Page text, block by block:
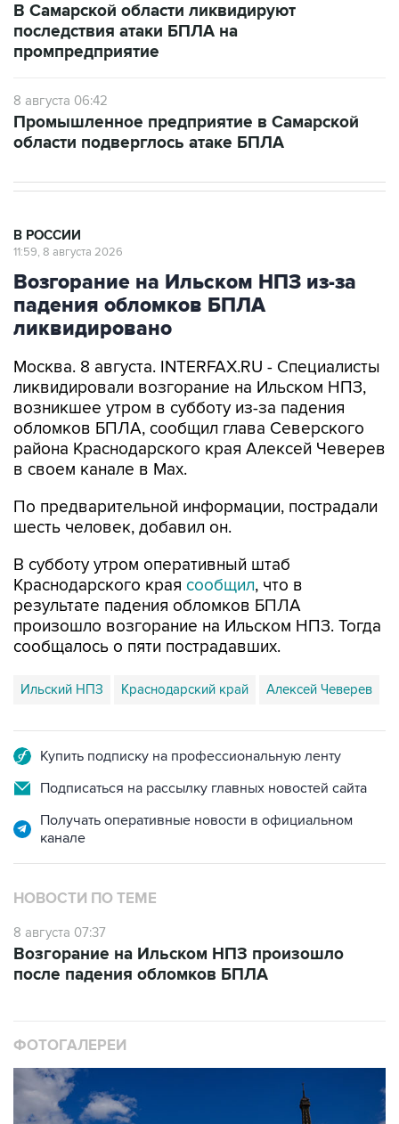
В Самарской области ликвидируют
последствия атаки БПЛА на
промпредприятие
8 августа 06:42
Промышленное предприятие в Самарской
области подверглось атаке БПЛА
В РОССИИ
11:59, 8 августа 2026
Возгорание на Ильском НПЗ из-за
падения обломков БПЛА
ликвидировано
Москва. 8 августа. INTERFAX.RU - Специалисты
ликвидировали возгорание на Ильском НПЗ,
возникшее утром в субботу из-за падения
обломков БПЛА, сообщил глава Северского
района Краснодарского края Алексей Чеверев
в своем канале в Max.
По предварительной информации, пострадали
шесть человек, добавил он.
В субботу утром оперативный штаб
Краснодарского края сообщил, что в
результате падения обломков БПЛА
произошло возгорание на Ильском НПЗ. Тогда
сообщалось о пяти пострадавших.
Ильский НПЗ Краснодарский край Алексей Чеверев
Купить подписку на профессиональную ленту
Подписаться на рассылку главных новостей сайта
Получать оперативные новости в официальном
канале
НОВОСТИ ПО ТЕМЕ
8 августа 07:37
Возгорание на Ильском НПЗ произошло
после падения обломков БПЛА
ФОТОГАЛЕРЕИ